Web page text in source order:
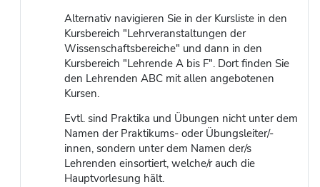
Alternativ navigieren Sie in der Kursliste in den
Kursbereich "Lehrveranstaltungen der
Wissenschaftsbereiche" und dann in den
Kursbereich "Lehrende A bis F". Dort finden Sie
den Lehrenden ABC mit allen angebotenen
Kursen.
Evtl. sind Praktika und Übungen nicht unter dem
Namen der Praktikums- oder Übungsleiter/-
innen, sondern unter dem Namen der/s
Lehrenden einsortiert, welche/r auch die
Hauptvorlesung hält.